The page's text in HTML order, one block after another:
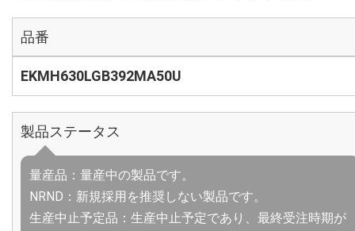
品番
EKMH630LGB392MA50U
製品ステータス
量産品：量産中の製品です。
NRND：新規採用を推奨しない製品です。
生産中止予定品：生産中止予定であり、最終受注時期が